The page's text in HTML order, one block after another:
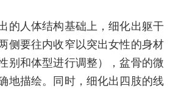
的人体结构基础上，细化出躯干
侧要往内收窄以突出女性的身材
别和体型进行调整），盆骨的微
地描绘。同时，细化出四肢的线